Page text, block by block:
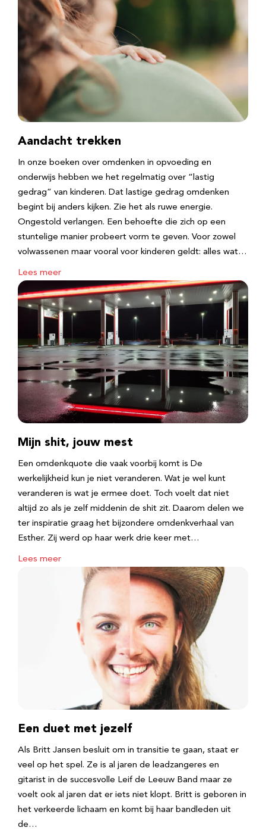
Aandacht trekken
In onze boeken over omdenken in opvoeding en
onderwijs hebben we het regelmatig over “lastig
gedrag” van kinderen. Dat lastige gedrag omdenken
begint bij anders kijken. Zie het als ruwe energie.
Ongestold verlangen. Een behoefte die zich op een
stuntelige manier probeert vorm te geven. Voor zowel
volwassenen maar vooral voor kinderen geldt: alles wat…
Lees meer
Mijn shit, jouw mest
Een omdenkquote die vaak voorbij komt is De
werkelijkheid kun je niet veranderen. Wat je wel kunt
veranderen is wat je ermee doet. Toch voelt dat niet
altijd zo als je zelf middenin de shit zit. Daarom delen we
ter inspiratie graag het bijzondere omdenkverhaal van
Esther. Zij werd op haar werk drie keer met…
Lees meer
Een duet met jezelf
Als Britt Jansen besluit om in transitie te gaan, staat er
veel op het spel. Ze is al jaren de leadzangeres en
gitarist in de succesvolle Leif de Leeuw Band maar ze
voelt ook al jaren dat er iets niet klopt. Britt is geboren in
het verkeerde lichaam en komt bij haar bandleden uit
de…